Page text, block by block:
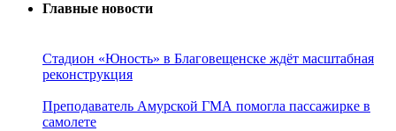
Главные новости
Стадион «Юность» в Благовещенске ждёт масштабная
реконструкция
Преподаватель Амурской ГМА помогла пассажирке в
самолете